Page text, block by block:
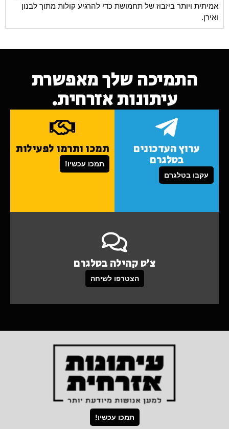
אמיתית ויותר ביזבוז של תחמושת כדי להרגיע קולות מתוך לבנון
ואירן.
התמיכה שלך מאפשרת
עיתונות אזרחית.
ערוץ העדכונים
בטלגרם
עקבו בטלגרם
תמכו ותרמו לפעילות
תמכו עכשיו!
צ'ט קהילה בטלגרם
הצטרפו לשיחה
תמכו עכשיו!